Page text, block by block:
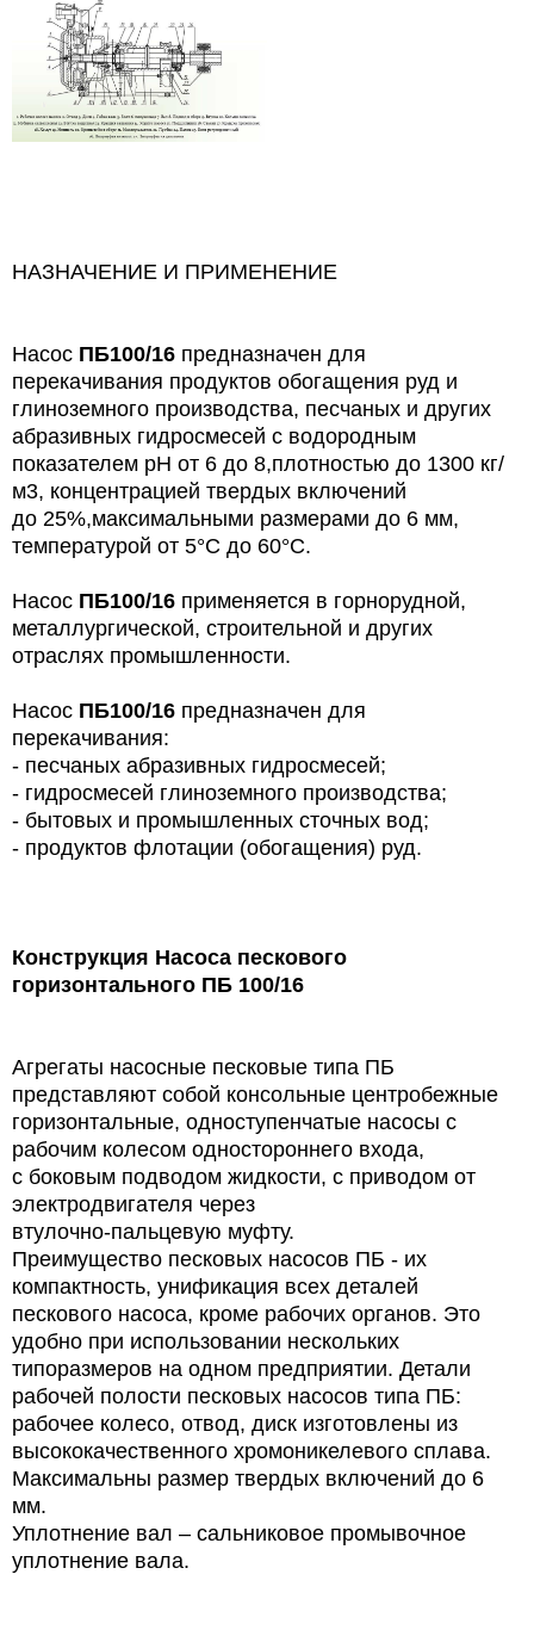
НАЗНАЧЕНИЕ И ПРИМЕНЕНИЕ
Насос ПБ100/16 предназначен для
перекачивания продуктов обогащения руд и
глиноземного производства, песчаных и других
абразивных гидросмесей с водородным
показателем рН от 6 до 8,плотностью до 1300 кг/
м3, концентрацией твердых включений
до 25%,максимальными размерами до 6 мм,
температурой от 5°С до 60°С.
Насос ПБ100/16 применяется в горнорудной,
металлургической, строительной и других
отраслях промышленности.
Насос ПБ100/16 предназначен для
перекачивания:
- песчаных абразивных гидросмесей;
- гидросмесей глиноземного производства;
- бытовых и промышленных сточных вод;
- продуктов флотации (обогащения) руд.
Конструкция Насоса пескового
горизонтального ПБ 100/16
Агрегаты насосные песковые типа ПБ
представляют собой консольные центробежные
горизонтальные, одноступенчатые насосы с
рабочим колесом одностороннего входа,
с боковым подводом жидкости, с приводом от
электродвигателя через
втулочно-пальцевую муфту.
Преимущество песковых насосов ПБ - их
компактность, унификация всех деталей
пескового насоса, кроме рабочих органов. Это
удобно при использовании нескольких
типоразмеров на одном предприятии. Детали
рабочей полости песковых насосов типа ПБ:
рабочее колесо, отвод, диск изготовлены из
высококачественного хромоникелевого сплава.
Максимальны размер твердых включений до 6
мм.
Уплотнение вал – сальниковое промывочное
уплотнение вала.